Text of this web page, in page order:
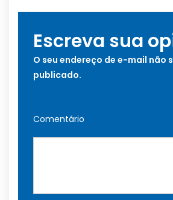
Escreva sua
O seu endereço de e-mail não
publicado.
Comentário